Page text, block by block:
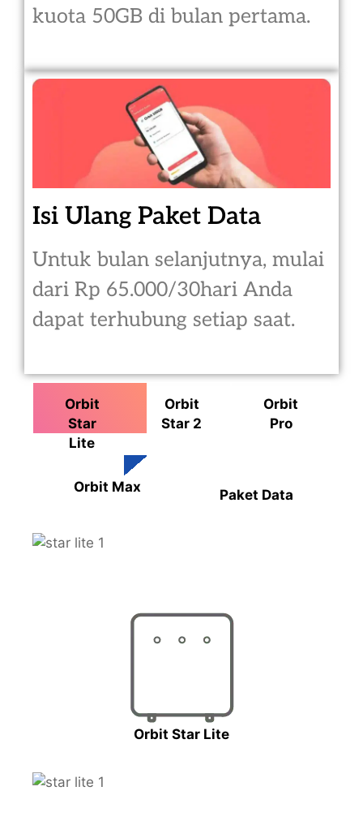
kuota 50GB di bulan pertama.
Isi Ulang Paket Data
Untuk bulan selanjutnya, mulai
dari Rp 65.000/30hari Anda
dapat terhubung setiap saat.
Orbit
Star
Lite
Orbit
Star 2
Orbit
Pro
Orbit Max Paket Data
Orbit Star Lite